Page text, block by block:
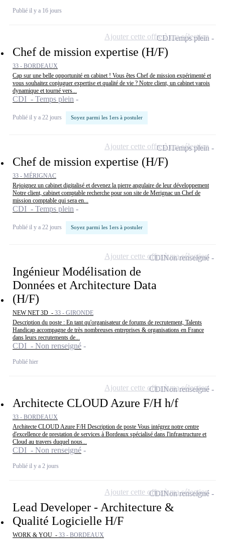
Publié il y a 16 jours
Chef de mission expertise (H/F)
33 - BORDEAUX
Cap sur une belle opportunité en cabinet ! Vous êtes Chef de mission expérimenté et
vous souhaitez conjuguer expertise et qualité de vie ? Notre client, un cabinet varois
dynamique et tourné vers...
CDI - Temps plein
Publié il y a 22 jours Soyez parmi les 1ers à postuler
CDITemps plein
Ajouter cette offre à ma sélection
Chef de mission expertise (H/F)
33 - MÉRIGNAC
Rejoignez un cabinet digitalisé et devenez la pierre angulaire de leur développement
Notre client, cabinet comptable recherche pour son site de Merignac un Chef de
mission comptable qui sera en...
CDI - Temps plein
Publié il y a 22 jours Soyez parmi les 1ers à postuler
CDITemps plein
Ajouter cette offre à ma sélection
Ingénieur Modélisation de
Données et Architecture Data
(H/F)
NEW NET 3D - 33 - GIRONDE
Description du poste : En tant qu'organisateur de forums de recrutement, Talents
Handicap accompagne de très nombreuses entreprises & organisations en France
dans leurs recrutements de...
CDI - Non renseigné
Publié hier
CDINon renseigné
Ajouter cette offre à ma sélection
Architecte CLOUD Azure F/H h/f
33 - BORDEAUX
Architecte CLOUD Azure F/H Description de poste Vous intégrez notre centre
d'excellence de prestation de services à Bordeaux spécialisé dans l'infrastructure et
Cloud au travers duquel nous...
CDI - Non renseigné
Publié il y a 2 jours
CDINon renseigné
Ajouter cette offre à ma sélection
Lead Developer - Architecture &
Qualité Logicielle H/F
WORK & YOU - 33 - BORDEAUX
CDINon renseigné
Ajouter cette offre à ma sélection